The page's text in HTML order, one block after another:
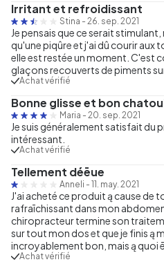
Irritant et refroidissant
Stina - 26. sep. 2021
Je pensais que ce serait
qu'une piqûre et j'ai dû courir aux
elle est restée un moment. C'est
glaçons recouverts de piments
Achat vérifié
Bonne glisse et bon
Maria - 20. sep. 2021
Je suis généralement satisfait du
intéressant.
Achat vérifié
Tellement déēue
Anneli - 11. may. 2021
J'ai acheté ce produit ą cause de
rafraīchissant dans mon
chiropracteur termine son
sur tout mon dos et que je finis ą
incroyablement bon, mais ą quoi
Achat vérifié